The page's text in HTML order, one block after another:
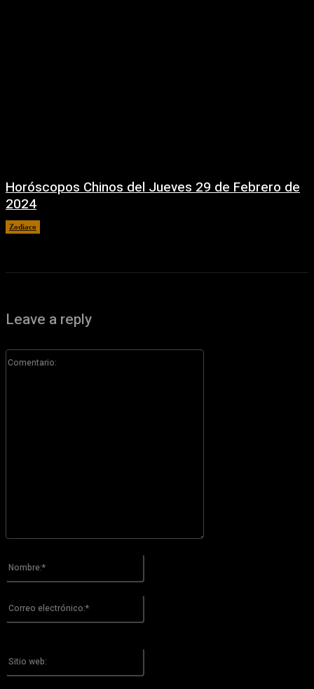
Horóscopos Chinos del Jueves 29 de Febrero de
2024
Zodiaco
Leave a reply
Comentario:
Nombre:*
Correo
Sitio